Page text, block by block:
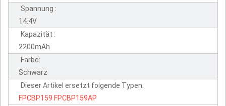
Spannung :
14.4V
Kapazität :
2200mAh
Farbe:
Schwarz
Dieser Artikel ersetzt folgende Typen:
FPCBP159 FPCBP159AP